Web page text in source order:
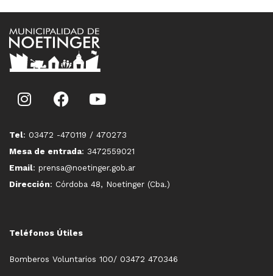
Tel: 03472 -470119 / 470273
Mesa de entrada: 3472559021
Email: prensa@noetinger.gob.ar
Dirección: Córdoba 48, Noetinger (Cba.)
Teléfonos Útiles
Bomberos Voluntarios 100/ 03472 470346